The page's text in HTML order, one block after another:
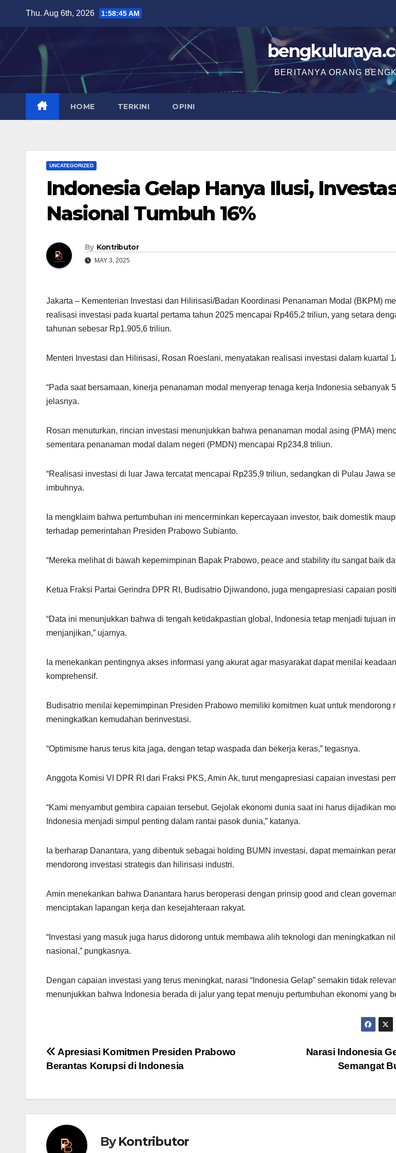
content
Thu. Aug 6th, 2026 1:58:46 AM
BERITANYA ORANG
HOME TERKINI OPINI
UNCATEGORIZED
Indonesia Gelap Hanya Ilusi,
Nasional Tumbuh 16%
By Kontributor
MAY 3, 2025
Jakarta – Kementerian Investasi dan Hilirisasi/Badan Koordinasi Penanaman Modal (BKPM)
realisasi investasi pada kuartal pertama tahun 2025 mencapai Rp465,2 triliun, yang setara
tahunan sebesar Rp1.905,6 triliun.
Menteri Investasi dan Hilirisasi, Rosan Roeslani, menyatakan realisasi investasi dalam kuartal
“Pada saat bersamaan, kinerja penanaman modal menyerap tenaga kerja Indonesia sebanyak
jelasnya.
Rosan menuturkan, rincian investasi menunjukkan bahwa penanaman modal asing (PMA)
sementara penanaman modal dalam negeri (PMDN) mencapai Rp234,8 triliun.
“Realisasi investasi di luar Jawa tercatat mencapai Rp235,9 triliun, sedangkan di Pulau Jawa
imbuhnya.
Ia mengklaim bahwa pertumbuhan ini mencerminkan kepercayaan investor, baik domestik
terhadap pemerintahan Presiden Prabowo Subianto.
“Mereka melihat di bawah kepemimpinan Bapak Prabowo, peace and stability itu sangat baik
Ketua Fraksi Partai Gerindra DPR RI, Budisatrio Djiwandono, juga mengapresiasi capaian
“Data ini menunjukkan bahwa di tengah ketidakpastian global, Indonesia tetap menjadi tujuan
menjanjikan,” ujarnya.
Ia menekankan pentingnya akses informasi yang akurat agar masyarakat dapat menilai
komprehensif.
Budisatrio menilai kepemimpinan Presiden Prabowo memiliki komitmen kuat untuk mendorong
meningkatkan kemudahan berinvestasi.
“Optimisme harus terus kita jaga, dengan tetap waspada dan bekerja keras,” tegasnya.
Anggota Komisi VI DPR RI dari Fraksi PKS, Amin Ak, turut mengapresiasi capaian investasi
“Kami menyambut gembira capaian tersebut. Gejolak ekonomi dunia saat ini harus dijadikan
Indonesia menjadi simpul penting dalam rantai pasok dunia,” katanya.
Ia berharap Danantara, yang dibentuk sebagai holding BUMN investasi, dapat memainkan
mendorong investasi strategis dan hilirisasi industri.
Amin menekankan bahwa Danantara harus beroperasi dengan prinsip good and clean
menciptakan lapangan kerja dan kesejahteraan rakyat.
“Investasi yang masuk juga harus didorong untuk membawa alih teknologi dan meningkatkan
nasional,” pungkasnya.
Dengan capaian investasi yang terus meningkat, narasi “Indonesia Gelap” semakin tidak
menunjukkan bahwa Indonesia berada di jalur yang tepat menuju pertumbuhan ekonomi yang
Post
navigation
Narasi Indonesia
Semangat
Apresiasi Komitmen Presiden Prabowo
Berantas Korupsi di Indonesia
ByKontributor